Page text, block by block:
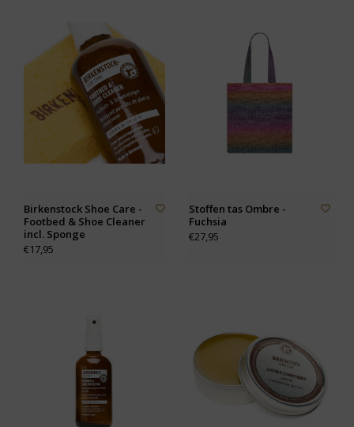
Birkenstock Shoe Care -
Footbed & Shoe Cleaner
incl. Sponge
€17,95
Stoffen tas Ombre -
Fuchsia
€27,95